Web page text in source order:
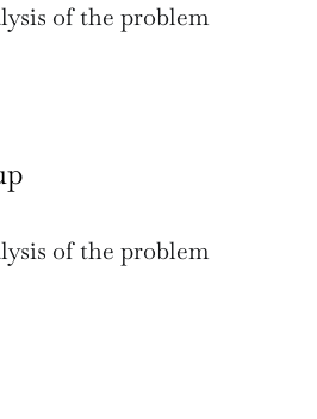
of the problem
of the problem